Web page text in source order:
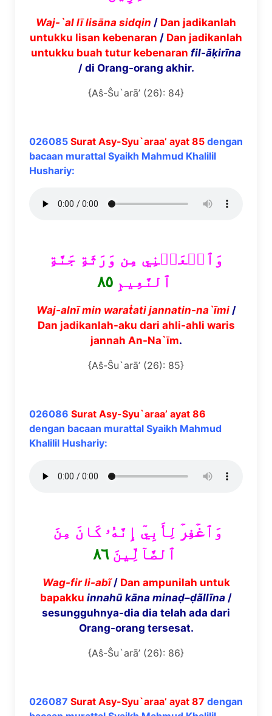
Waj-`al līlisāna sidqin / Dan jadikanlah
untukku lisan kebenaran / Dan jadikanlah
untukku buah tutur kebenaran fil-āḳirīna
/ di Orang-orang akhir.
{Aŝ-Ŝu`arā’ (26): 84}
026085 Surat Asy-Syu`araa’ ayat 85 dengan
bacaan murattal Syaikh Mahmud Khalilil
Hushariy:
وَٱجۡعَلۡنِي مِن وَرَثَةِ جَنَّةِ
ٱلنَّعِيمِ ٨٥
Waj-alnīmin waraṫati jannatin-na`īmi/
Dan jadikanlah-aku dari ahli-ahli waris
jannah An-Na`īm.
{Aŝ-Ŝu`arā’ (26): 85}
026086 Surat Asy-Syu`araa’ ayat 86
dengan bacaan murattal Syaikh Mahmud
Khalilil Hushariy:
وَٱغۡفِرۡ لِأَبِيٓ إِنَّهُۥ كَانَ مِنَ
ٱلضَّآلِّينَ٨٦
Wag-fir li-abĩ/ Dan ampunilah untuk
bapakku innahū kāna minaḍ–ḍãllīna /
sesungguhnya-dia dia telah ada dari
Orang-orang tersesat.
{Aŝ-Ŝu`arā’ (26): 86}
026087 Surat Asy-Syu`araa’ ayat 87 dengan